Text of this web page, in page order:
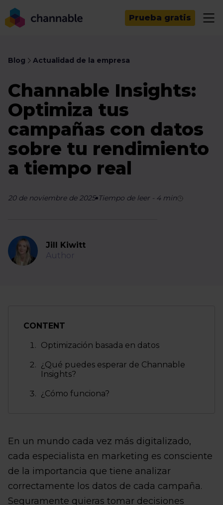
Prueba gratis
Blog Actualidad de la empresa
Channable Insights:
Optimiza tus
campañas con datos
sobre tu rendimiento
a tiempo real
20 de noviembre de 2025 Tiempo de leer- 4 min
Jill Kiwitt
Author
CONTENT
Optimización basada en datos
¿Qué puedes esperar de Channable
Insights?
¿Cómo funciona?
En un mundo cada vez más digitalizado,
cada especialista en marketing es consciente
de la importancia que tiene analizar
correctamente los datos de cada campaña.
Seguramente quieras tomar decisiones